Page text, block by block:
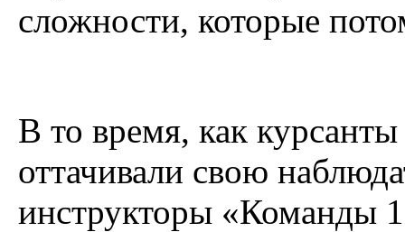
сложности, которые
В то время, как
оттачивали свою
инструкторы «Команды